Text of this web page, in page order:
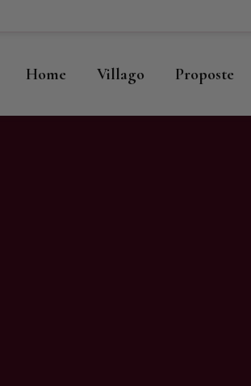
Home Villago Proposte
Villago
Proposte